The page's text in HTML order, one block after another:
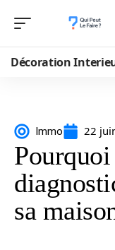
Décoration
Immo 22
sa